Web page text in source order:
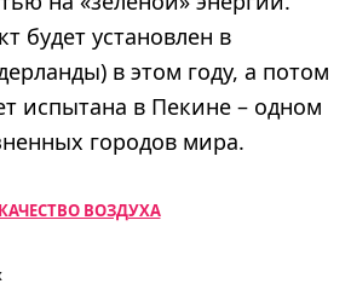
будет установлен в
в этом году, а потом
испытана в Пекине – одном
городов мира.
КАЧЕСТВО ВОЗДУХА